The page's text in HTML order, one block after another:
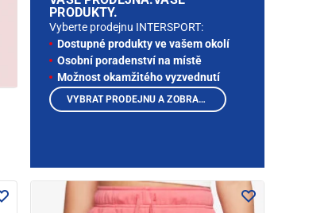
PRODUKTY.
Vyberte prodejnu INTERSPORT:
Dostupné produkty ve vašem okolí
Osobní poradenství na místě
Možnost okamžitého vyzvednutí
VYBRAT PRODEJNU A ZOBRAZIT PRODUKTY